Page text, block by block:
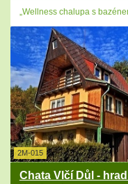
„Wellness chalupa s
2M-015
Chata Vlčí Důl -